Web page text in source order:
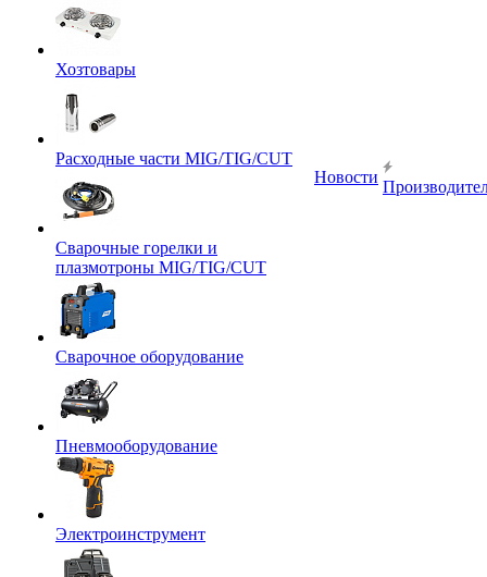
Хозтовары
Расходные части MIG/TIG/CUT
Сварочные горелки и
плазмотроны MIG/TIG/CUT
Сварочное оборудование
Пневмооборудование
Электроинструмент
Новости